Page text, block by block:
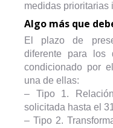
medidas prioritarias
Algo más que
El plazo de
diferente para los
condicionado por
una de ellas:
– Tipo 1.
solicitada hasta el
– Tipo 2.